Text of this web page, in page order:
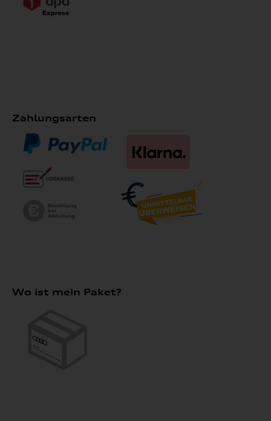
Zahlungsarten
Wo ist mein Paket?